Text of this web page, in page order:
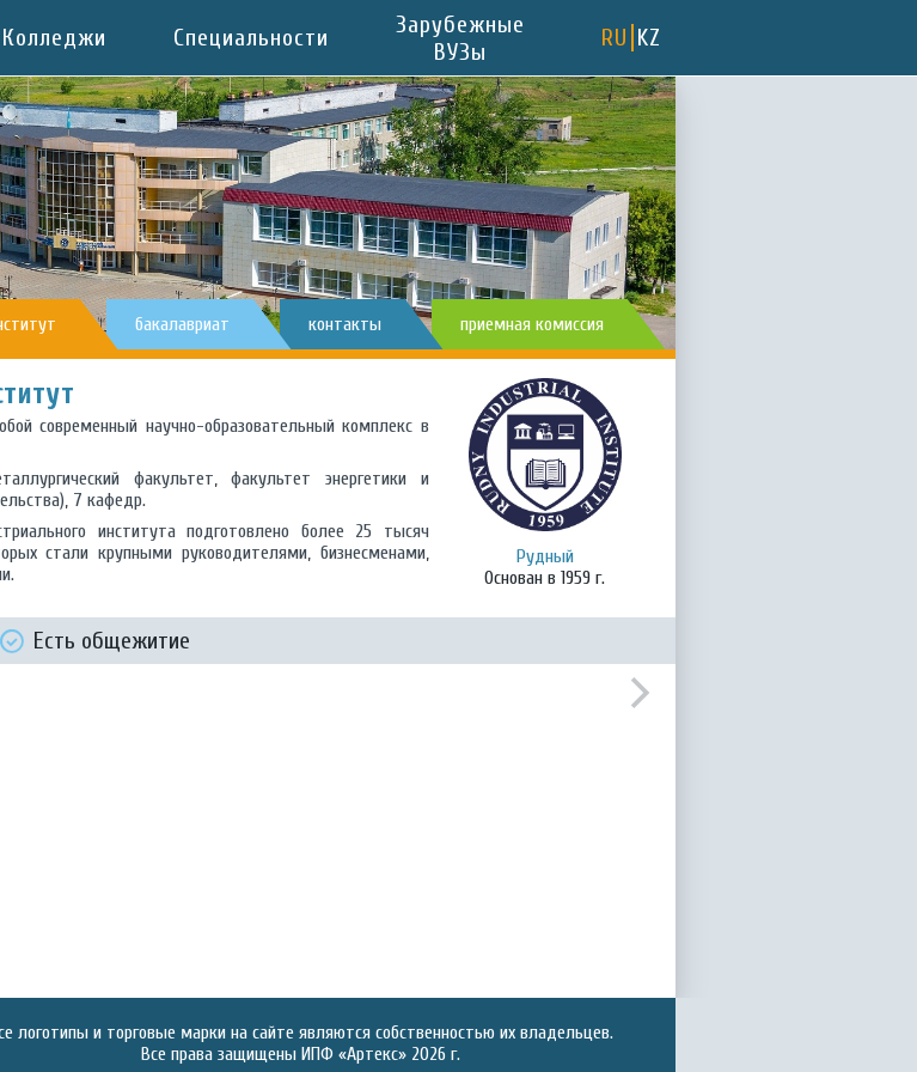
Колледжи Специальности
Зарубежные
ВУЗы
RU KZ
бакалавриат контакты приемная комиссия
современный научно-образовательный комплекс в
факультет, факультет энергетики и
7 кафедр.
института подготовлено более 25 тысяч
стали крупными руководителями, бизнесменами,
Рудный
Основан в 1959 г.
Есть общежитие
логотипы и торговые марки на сайте являются собственностью их владельцев.
Все права защищены ИПФ «Артекс» 2026 г.